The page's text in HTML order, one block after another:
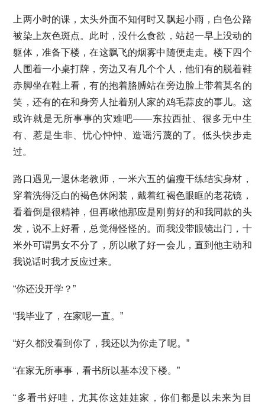
上两小时的课，太头外面不知何时又飘起小雨，白色公路
被染上灰色斑点。此时，没什么食欲，站起一早上没动的
躯体，准备下楼，在这飘飞的烟雾中随便走走。楼下四个
人围着一小桌打牌，旁边又有几个个人，他们有的脱着鞋
赤脚坐在鞋上看，有的抱着胳膊站在旁边脸上带着莫名的
笑，还有的在和身旁人扯着别人家的鸡毛蒜皮的事儿。这
或许就是无所事事的灾难吧——东拉西扯、很多无中生
有、惹是生非、忧心忡忡、造谣污蔑的了。低头快步走
过。
路口遇见一退休老教师，一米六五的偏瘦干练结实身材，
穿着洗得泛白的褐色休闲装，戴着红褐色眼眶的老花镜，
看着倒是很精神，但再瞅他那应是刚剪好的和我同款的头
发，说不上好看，总觉得怪怪的。而我没带眼镜出门，十
米外可谓男女不分了，所以瞅了好一会儿，直到他主动和
我说话时我才反应过来。
“你还没开学？”
“我毕业了，在家呢一直。”
“好久都没看到你了，我还以为你走了呢。”
“在家无所事事，看书所以基本没下楼。”
“多看书好哇，尤其你这娃娃家，你们都是以未来为目